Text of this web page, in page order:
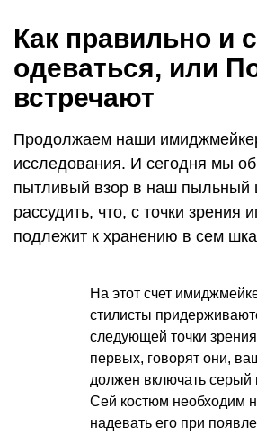
Как правильно и
одеваться, или
встречают
Продолжаем наши
исследования. И сегодня мы
пытливый взор в наш
рассудить, что, с точки зрения
подлежит к хранению в сем
На этот счет
стилисты
следующей точки
первых, говорят они,
должен включать серый
Сей костюм необходим
надевать его при